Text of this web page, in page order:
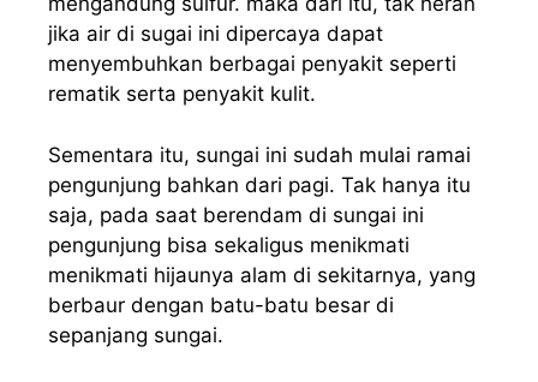
jika air di sugai ini dipercaya dapat
menyembuhkan berbagai penyakit seperti
rematik serta penyakit kulit.
Sementara itu, sungai ini sudah mulai ramai
pengunjung bahkan dari pagi. Tak hanya itu
saja, pada saat berendam di sungai ini
pengunjung bisa sekaligus menikmati
menikmati hijaunya alam di sekitarnya, yang
berbaur dengan batu-batu besar di
sepanjang sungai.